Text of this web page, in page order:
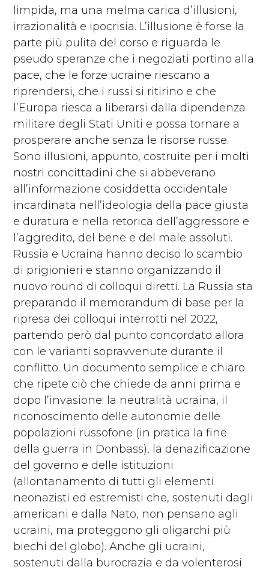
limpida, ma una melma carica d’illusioni,
irrazionalità e ipocrisia. L’illusione è forse la
parte più pulita del corso e riguarda le
pseudo speranze che i negoziati portino alla
pace, che le forze ucraine riescano a
riprendersi, che i russi si ritirino e che
l’Europa riesca a liberarsi dalla dipendenza
militare degli Stati Uniti e possa tornare a
prosperare anche senza le risorse russe.
Sono illusioni, appunto, costruite per i molti
nostri concittadini che si abbeverano
all’informazione cosiddetta occidentale
incardinata nell’ideologia della pace giusta
e duratura e nella retorica dell’aggressore e
l’aggredito, del bene e del male assoluti.
Russia e Ucraina hanno deciso lo scambio
di prigionieri e stanno organizzando il
nuovo round di colloqui diretti. La Russia sta
preparando il memorandum di base per la
ripresa dei colloqui interrotti nel 2022,
partendo però dal punto concordato allora
con le varianti sopravvenute durante il
conflitto. Un documento semplice e chiaro
che ripete ciò che chiede da anni prima e
dopo l’invasione: la neutralità ucraina, il
riconoscimento delle autonomie delle
popolazioni russofone (in pratica la fine
della guerra in Donbass), la denazificazione
del governo e delle istituzioni
(allontanamento di tutti gli elementi
neonazisti ed estremisti che, sostenuti dagli
americani e dalla Nato, non pensano agli
ucraini, ma proteggono gli oligarchi più
biechi del globo). Anche gli ucraini,
sostenuti dalla burocrazia e da volenterosi